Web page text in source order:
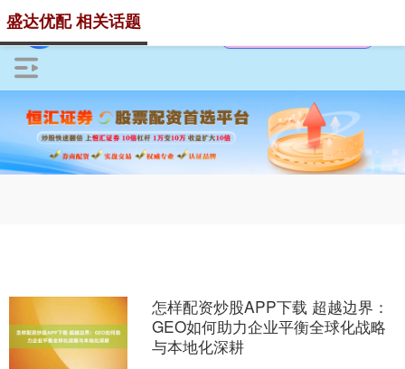
盛达优配 相关话题
怎样配资炒股APP下载 超越边界：
GEO如何助力企业平衡全球化战略
与本地化深耕